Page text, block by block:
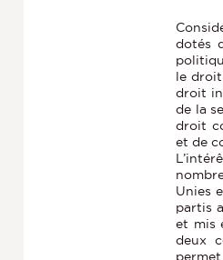
dotés
le
droit
de la
droit
et de
Unies
partis
et mis
deux